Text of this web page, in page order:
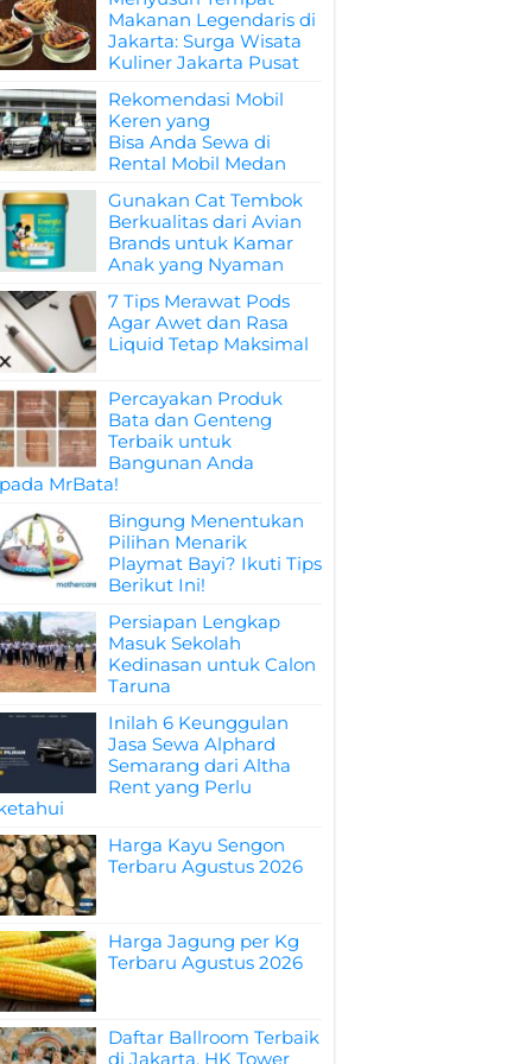
Makanan Legendaris di
Jakarta: Surga Wisata
Kuliner Jakarta Pusat
Rekomendasi Mobil
Keren yang
Bisa Anda Sewa di
Rental Mobil Medan
Gunakan Cat Tembok
Berkualitas dari Avian
Brands untuk Kamar
Anak yang Nyaman
7 Tips Merawat Pods
Agar Awet dan Rasa
Liquid Tetap Maksimal
Percayakan Produk
Bata dan Genteng
Terbaik untuk
Bangunan Anda
MrBata!
Bingung Menentukan
Pilihan Menarik
Playmat Bayi? Ikuti Tips
Berikut Ini!
Persiapan Lengkap
Masuk Sekolah
Kedinasan untuk Calon
Taruna
Inilah 6 Keunggulan
Jasa Sewa Alphard
Semarang dari Altha
Rent yang Perlu
Harga Kayu Sengon
Terbaru Agustus 2026
Harga Jagung per Kg
Terbaru Agustus 2026
Daftar Ballroom Terbaik
di Jakarta, HK Tower